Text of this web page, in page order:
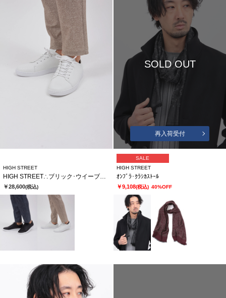
HIGH STREET
￥28,600(税込)
SOLD OUT
再入荷受付
SALE
HIGH STREET
ｵﾝﾌﾞﾗ･ｸﾗｼｶｽﾄｰﾙ
￥9,108(税込) 40%OFF